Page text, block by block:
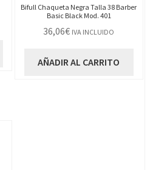
Bifull Chaqueta Negra Talla 38 Barber
Basic Black Mod. 401
36,06€ IVA INCLUIDO
AÑADIR AL CARRITO